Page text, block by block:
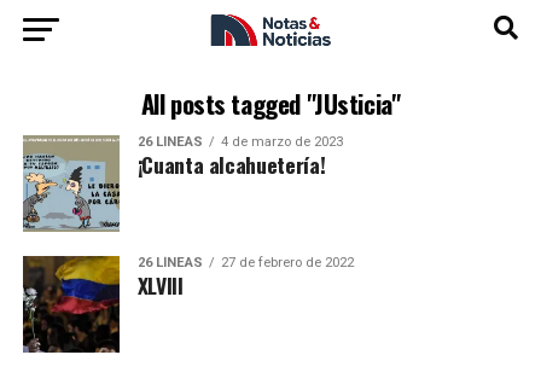
All posts tagged "JUsticia"
26 LÍNEAS 4 de marzo de 2023
¡Cuanta alcahuetería!
26 LÍNEAS 27 de febrero de 2022
XLVIII